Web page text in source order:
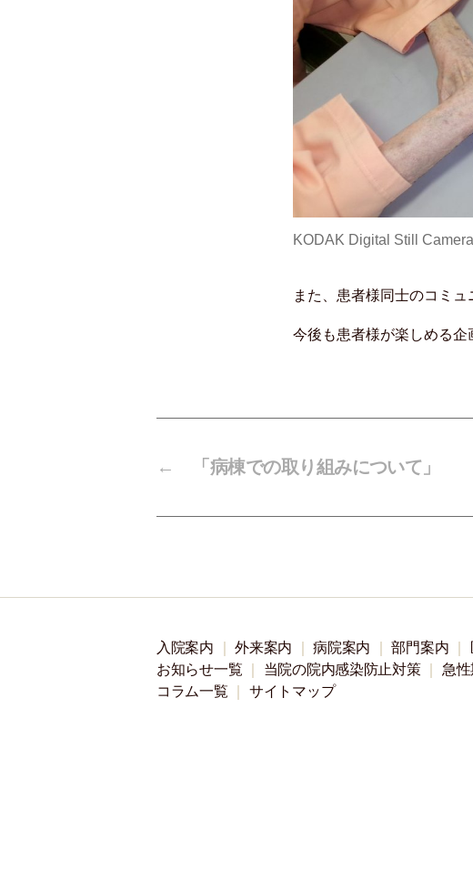
KODAK Digital Still Camera
また、患者様同士のコミュ
今後も患者様が楽しめる企
← 「病棟での取り組みについて」
入院案内 外来案内 病院案内 部門案内
お知らせ一覧
当院の院内感染防止対策 急
コラム一覧
サイトマップ